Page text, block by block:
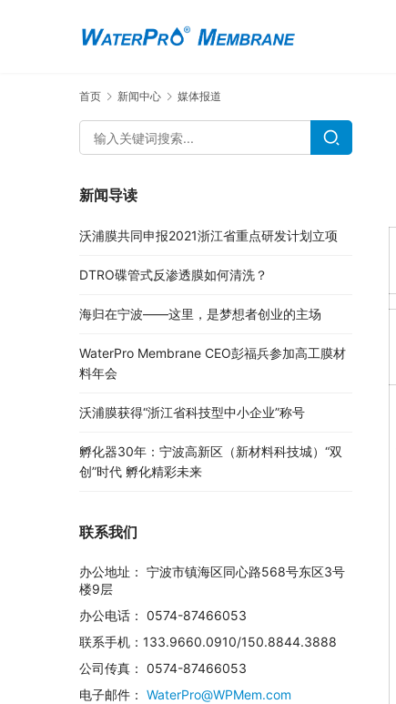
首页 新闻中心 媒体报道
新闻导读
沃浦膜共同申报2021浙江省重点研发计划立项
DTRO碟管式反渗透膜如何清洗？
海归在宁波——这里，是梦想者创业的主场
WaterPro Membrane CEO彭福兵参加高工膜材
料年会
沃浦膜获得“浙江省科技型中小企业”称号
孵化器30年：宁波高新区（新材料科技城）“双
创”时代 孵化精彩未来
联系我们
办公地址： 宁波市镇海区同心路568号东区3号
楼9层
办公电话： 0574-87466053
联系手机：133.9660.0910/150.8844.3888
公司传真： 0574-87466053
电子邮件： WaterPro@WPMem.com